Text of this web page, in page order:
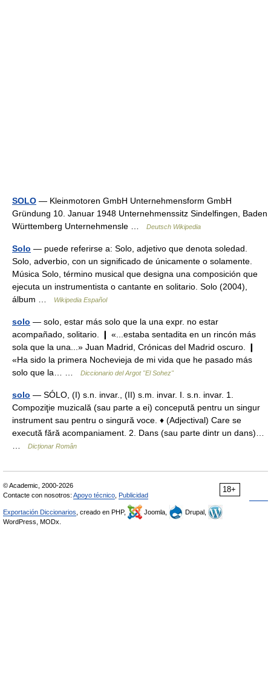
SOLO — Kleinmotoren GmbH Unternehmensform GmbH
Gründung 10. Januar 1948 Unternehmenssitz Sindelfingen, Baden
Württemberg Unternehmensle …
Deutsch Wikipedia
Solo — puede referirse a: Solo, adjetivo que denota soledad.
Solo, adverbio, con un significado de únicamente o solamente.
Música Solo, término musical que designa una composición que
ejecuta un instrumentista o cantante en solitario. Solo (2004),
álbum …
Wikipedia Español
solo — solo, estar más solo que la una expr. no estar
acompañado, solitario. ❙ «...estaba sentadita en un rincón más
sola que la una...» Juan Madrid, Crónicas del Madrid oscuro. ❙
«Ha sido la primera Nochevieja de mi vida que he pasado más
solo que la… …
Diccionario del Argot "El Sohez"
solo — SÓLO, (I) s.n. invar., (II) s.m. invar. I. s.n. invar. 1.
Compoziţie muzicală (sau parte a ei) concepută pentru un singur
instrument sau pentru o singură voce. ♦ (Adjectival) Care se
execută fără acompaniament. 2. Dans (sau parte dintr un dans)…
Dicționar Român
18+
© Academic, 2000-2026
Contacte con nosotros: Apoyo técnico Publicidad
Exportación Diccionarios , creado en PHP, Joomla,
Drupal,
WordPress, MODx.